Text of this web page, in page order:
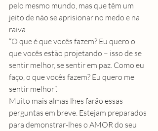
pelo mesmo mundo, mas que têm um
jeito de não se aprisionar no medo e na
raiva.
“O que é que vocês fazem? Eu quero o
que vocês estão projetando – isso de se
sentir melhor, se sentir em paz. Como eu
faço, o que vocês fazem? Eu quero me
sentir melhor”.
Muito mais almas lhes farão essas
perguntas em breve. Estejam preparados
para demonstrar-lhes o AMOR do seu